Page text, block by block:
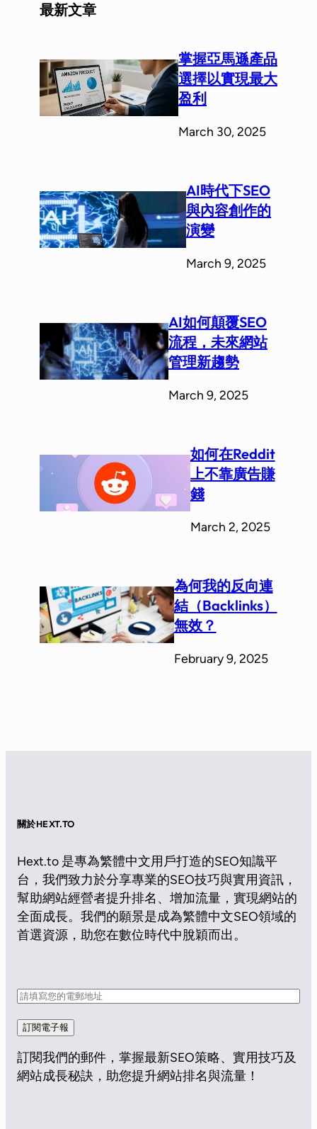
最新文章
掌握亞馬遜產品
選擇以實現最大
盈利
March 30, 2025
AI時代下SEO
與內容創作的
演變
March 9, 2025
AI如何顛覆SEO
流程，未來網站
管理新趨勢
March 9, 2025
如何在Reddit
上不靠廣告賺
錢
March 2, 2025
為何我的反向連
結（Backlinks）
無效？
February 9, 2025
關於HEXT.TO
Hext.to 是專為繁體中文用戶打造的SEO知識平
台，我們致力於分享專業的SEO技巧與實用資訊，
幫助網站經營者提升排名、增加流量，實現網站的
全面成長。我們的願景是成為繁體中文SEO領域的
首選資源，助您在數位時代中脫穎而出。
訂閱電子報
訂閱我們的郵件，掌握最新SEO策略、實用技巧及
網站成長秘訣，助您提升網站排名與流量！